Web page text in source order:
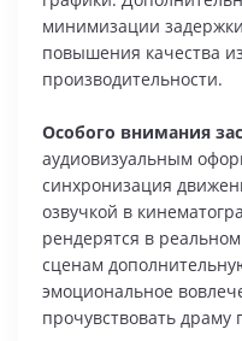
минимизации
повышения качества
производительности.
Особого внимания
аудиовизуальным
синхронизация
озвучкой в
рендерятся в
сценам
эмоциональное
прочувствовать драму